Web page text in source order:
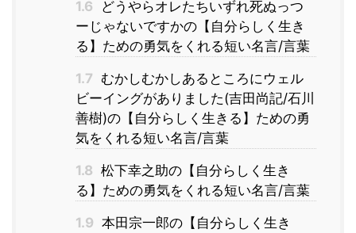
1.6
どうやらオレたちいずれ死ぬっつ
ーじゃないですかの【自分らしく生き
る】ための勇気をくれる短い名言/言葉
1.7 むかしむかしあるところにウェル
ビーイングがありました(吉田尚記/石川
善樹)の【自分らしく生きる】ための勇
気をくれる短い名言/言葉
1.8 松下幸之助の【自分らしく生き
る】ための勇気をくれる短い名言/言葉
1.9 本田宗一郎の【自分らしく生き